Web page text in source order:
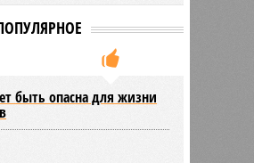
быть опасна для жизни